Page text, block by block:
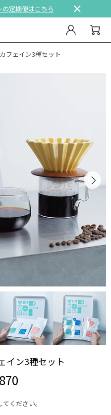
定期便はこちら
フェイン3種セット
イン3種セット
ください。